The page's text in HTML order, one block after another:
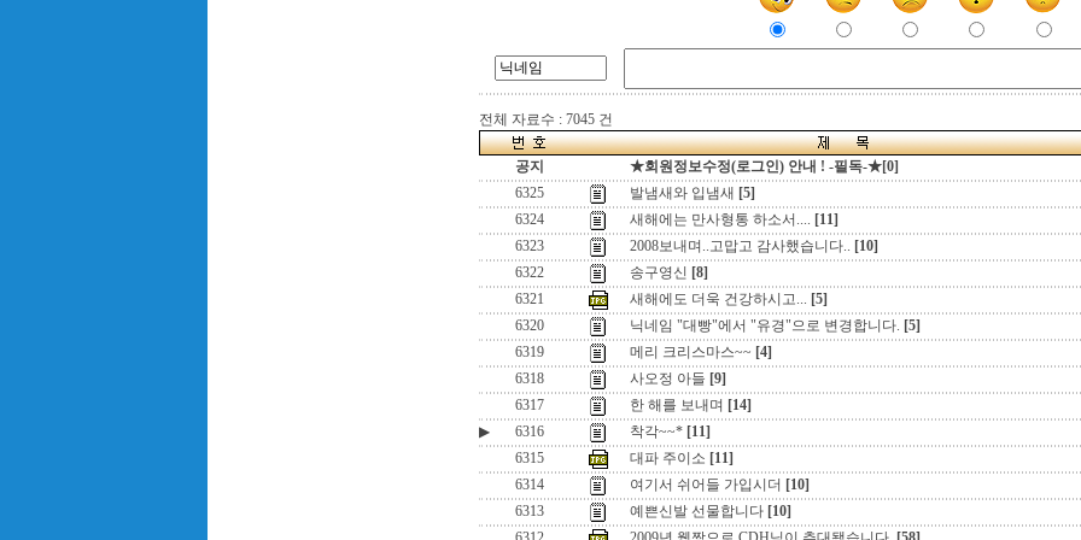
전체 자료수 : 7045 건
공지
★회원정보수정(로그인) 안내 ! -필독-★[0]
6325
발냄새와 입냄새 [5]
6324
새해에는 만사형통 하소서.... [11]
6323
2008보내며..고맙고 감사했습니다.. [10]
6322
송구영신 [8]
6321
새해에도 더욱 건강하시고... [5]
6320
닉네임 "대빵"에서 "유경"으로 변경합니다. [5]
6319
메리 크리스마스~~ [4]
6318
사오정 아들 [9]
6317
한 해를 보내며 [14]
▶
6316 착각~~* [11]
6315
대파 주이소 [11]
6314
여기서 쉬어들 가입시더 [10]
6313
예쁜신발 선물합니다 [10]